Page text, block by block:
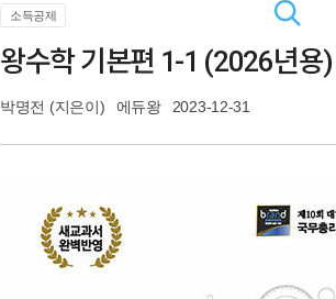
소득공제
왕수학 기본편 1-1 (2026년용)
박명전 (지은이) 에듀왕 2023-12-31